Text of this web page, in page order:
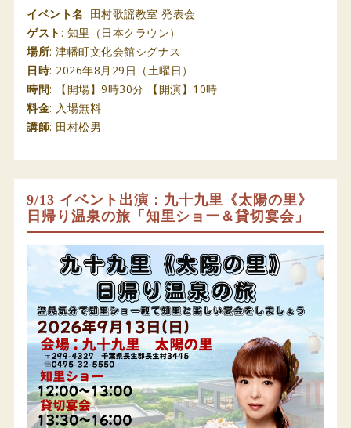
イベント名: 田村歌謡教室 発表会
ゲスト: 知里（日本クラウン）
場所: 津幡町文化会館シグナス
日時: 2026年8月29日（土曜日）
時間: 【開場】9時30分 【開演】10時
料金: 入場無料
講師: 田村松男
9/13 イベント出演：九十九里《太陽の里》
日帰り温泉の旅「知里ショー＆貸切宴会」